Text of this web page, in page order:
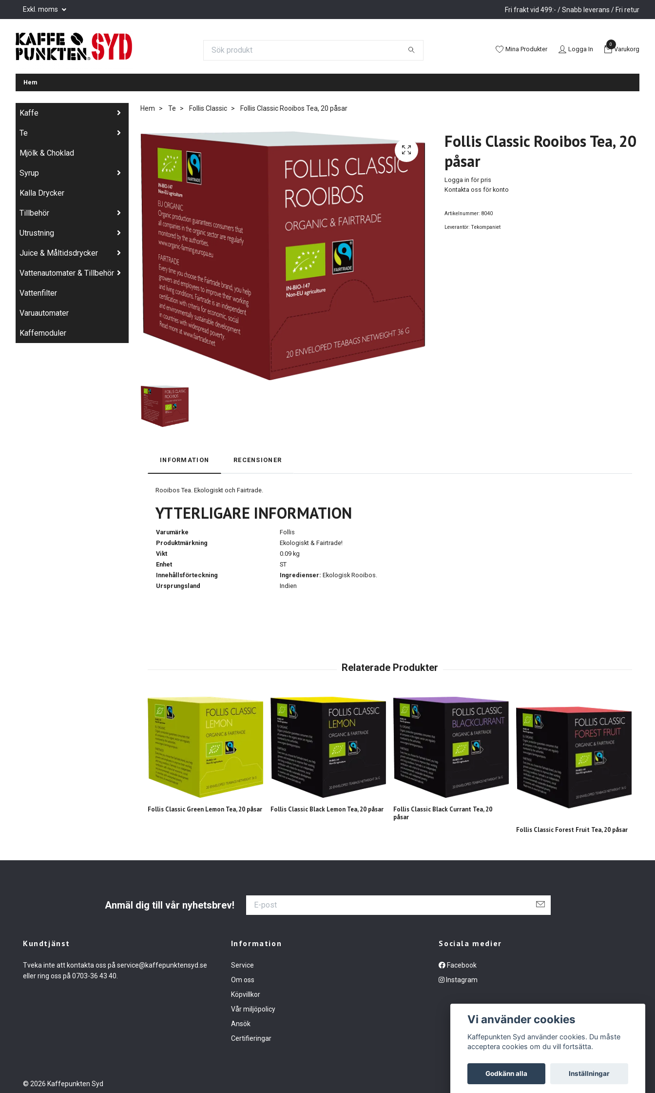
Exkl. moms Fri frakt vid 499:- / Snabb leverans / Fri retur
Mina Produkter Logga In
0
Varukorg
Hem
Kaffe
Te
Mjölk & Choklad
Syrup
Kalla Drycker
Tillbehör
Utrustning
Juice & Måltidsdrycker
Vattenautomater & Tillbehör
Vattenfilter
Varuautomater
Kaffemoduler
Hem Te Follis Classic Follis Classic Rooibos Tea, 20 påsar
Follis Classic Rooibos Tea, 20
påsar
Logga in för pris
Kontakta oss för konto
Artikelnummer: 8040
Leverantör: Tekompaniet
INFORMATION RECENSIONER
Rooibos Tea. Ekologiskt och Fairtrade.
YTTERLIGARE INFORMATION
Varumärke
Follis
Produktmärkning
Ekologiskt & Fairtrade!
Vikt
0.09 kg
Enhet
ST
Innehållsförteckning
Ingredienser: Ekologisk Rooibos.
Ursprungsland
Indien
Follis Classic Green Lemon Tea, 20 påsar Follis Classic Black Lemon Tea, 20 påsar
Follis Classic Black Currant Tea, 20
påsar
Follis Classic Forest Fruit Tea, 20 påsar
Anmäl dig till vår nyhetsbrev!
Kundtjänst
Tveka inte att kontakta oss på service@kaffepunktensyd.se
eller ring oss på 0703-36 43 40.
Information
Service
Om oss
Köpvillkor
Vår miljöpolicy
Ansök
Certifieringar
Sociala medier
Facebook
Instagram
© 2026 Kaffepunkten Syd
Vi använder cookies
Kaffepunkten Syd använder cookies. Du måste
acceptera cookies om du vill fortsätta.
Godkänn alla Inställningar